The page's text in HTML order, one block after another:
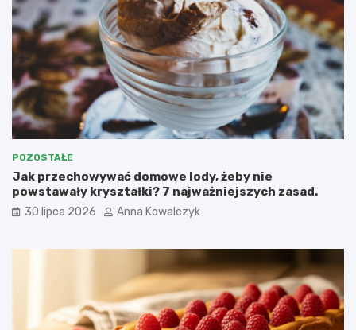
POZOSTAŁE
Jak przechowywać domowe lody, żeby nie
powstawały kryształki? 7 najważniejszych zasad.
30 lipca 2026 Anna Kowalczyk